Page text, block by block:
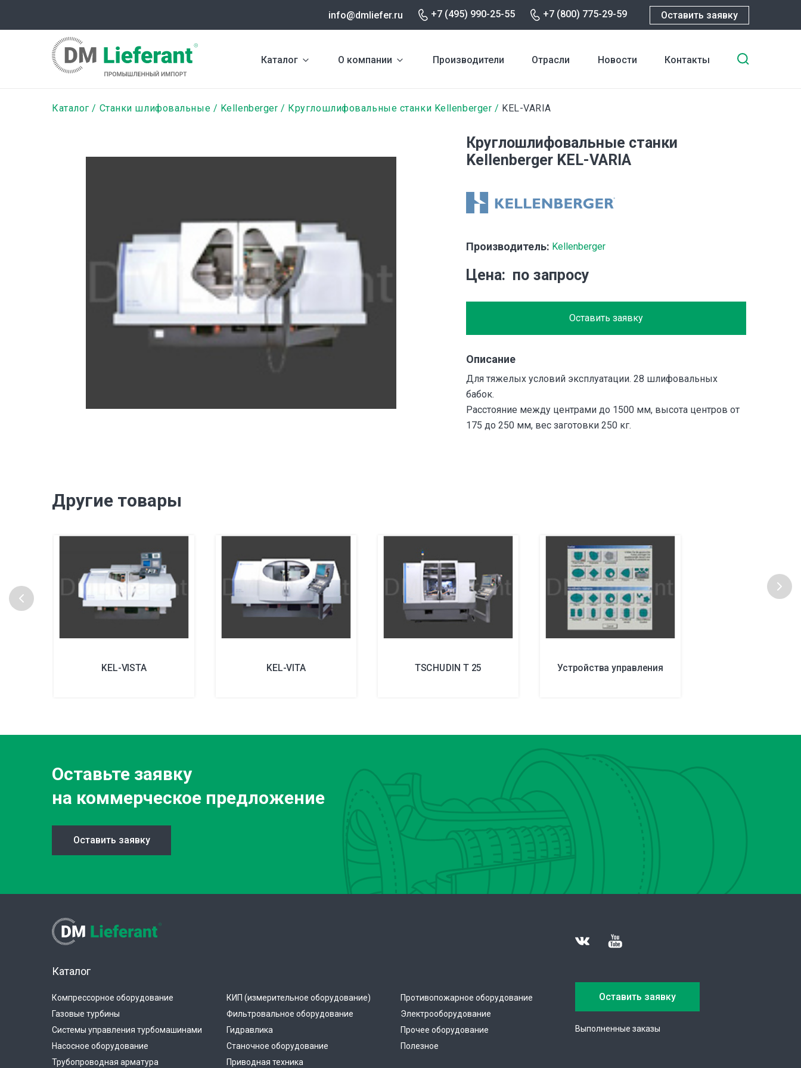
содержанию
info@dmliefer.ru +7 (495) 990-25-55 +7 (800) 775-29-59 Оставить заявку
Каталог О компании Производители Отрасли Новости Контакты
Строка
Каталог Станки шлифовальные Kellenberger Круглошлифовальные станки Kellenberger KEL-VARIA
Круглошлифовальные станки
Kellenberger KEL-VARIA
Производитель: Kellenberger
Цена по запросу
Оставить заявку
Описание
Для тяжелых условий эксплуатации. 28 шлифовальных
бабок.
Расстояние между центрами до 1500 мм, высота центров от
175 до 250 мм, вес заготовки 250 кг.
Другие товары
KEL-VISTA KEL-VITA TSCHUDIN T 25 Устройства управления
Оставьте заявку
на коммерческое предложение
Оставить заявку
Каталог
Компрессорное оборудование
Газовые турбины
Системы управления турбомашинами
Насосное оборудование
Трубопроводная арматура
КИП (измерительное оборудование)
Фильтровальное оборудование
Гидравлика
Станочное оборудование
Приводная техника
Противопожарное оборудование
Электрооборудование
Прочее оборудование
Полезное
Оставить заявку
Выполненные заказы